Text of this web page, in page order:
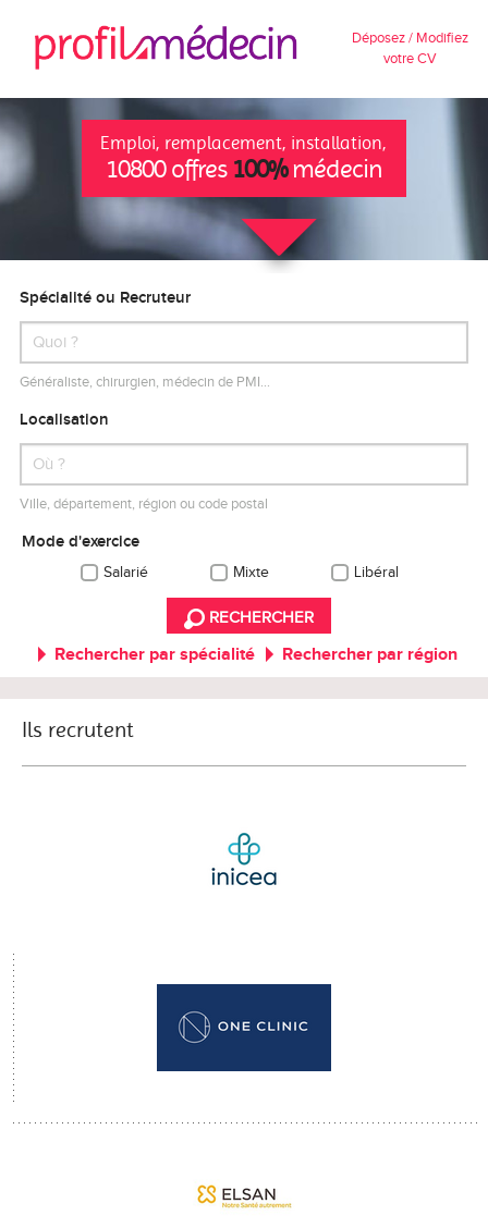
Déposez / Modifiez
votre CV
Emploi, remplacement, installation,
10800 offres 100%médecin
Spécialité ou Recruteur
Généraliste, chirurgien, médecin de PMI…
Localisation
Ville, département, région ou code postal
Mode d'exercice
Salarié Mixte Libéral
RECHERCHER
Rechercher par spécialité Rechercher par région
Ils recrutent